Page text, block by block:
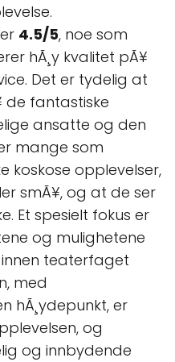
4.5/5, noe som
hÃ¸y kvalitet pÃ¥
Det er tydelig at
de fantastiske
ansatte og den
mange som
koskose opplevelser,
smÃ¥, og at de ser
Et spesielt fokus er
og mulighetene
innen teaterfaget
med
hÃ¸ydepunkt, er
og
og innbydende